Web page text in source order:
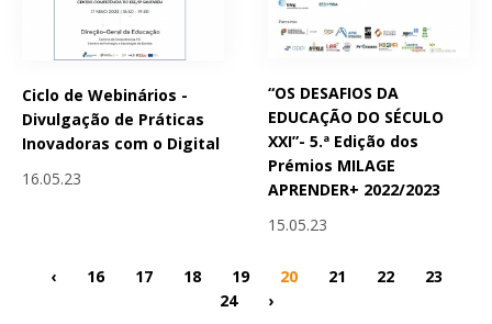
Ciclo de Webinários -
Divulgação de Práticas
Inovadoras com o Digital
16.05.23
“OS DESAFIOS DA
EDUCAÇÃO DO SÉCULO
XXI”- 5.ª Edição dos
Prémios MILAGE
APRENDER+ 2022/2023
15.05.23
‹ 16 17 18 19 20 21 22
23
24
›